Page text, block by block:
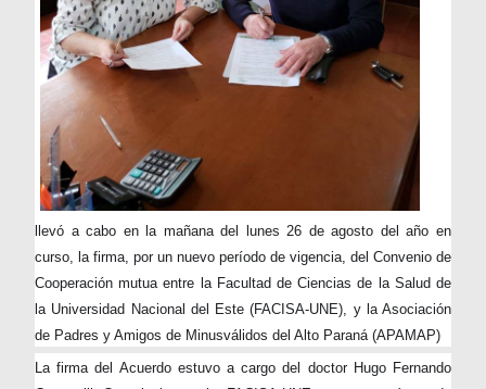
llevó a cabo en la mañana del lunes 26 de agosto del año en
curso, la firma, por un nuevo período de vigencia, del Convenio de
Cooperación mutua entre la Facultad de Ciencias de la Salud de
la Universidad Nacional del Este (FACISA-UNE), y la Asociación
de Padres y Amigos de Minusválidos del Alto Paraná (APAMAP)
La firma del Acuerdo estuvo a cargo del doctor Hugo Fernando